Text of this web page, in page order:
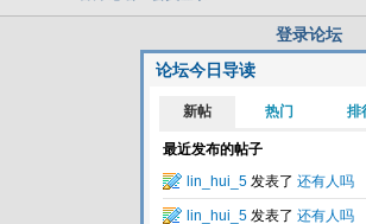
论坛今日导读
登录论坛
用户名:
验证码:
隐身登录: 是 否